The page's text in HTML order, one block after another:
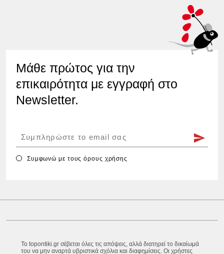
Μάθε πρώτος για την
επικαιρότητα με εγγραφή στο
Newsletter.
Συμφωνώ με τουςόρους χρήσης
Το topontiki.gr σέβεται όλες τις απόψεις, αλλά διατηρεί το δικαίωμά
του να μην αναρτά υβριστικά σχόλια και διαφημίσεις. Οι χρήστες